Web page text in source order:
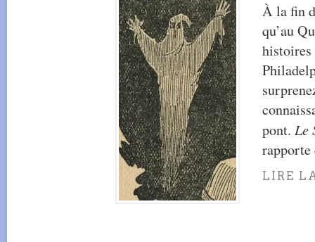
À la fin
qu’au
pont. Le
rapporte
LIRE